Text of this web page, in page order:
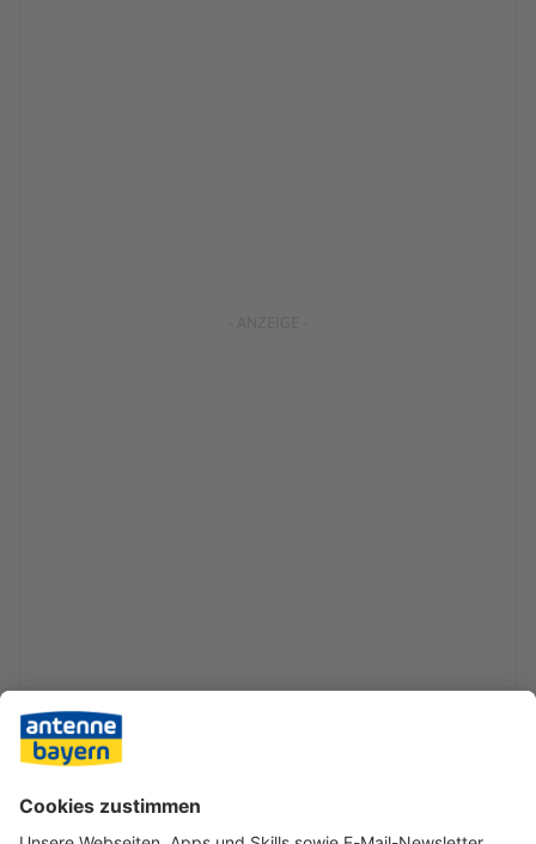
Die Bayern setzen unter Trainer Vincent Kompany
verstärkt auf den eigenen Nachwuchs. Etliche junge
Akteure wie Lennart Karl oder Tom Bischof konnten sich in
dieser Saison im Profi-Team etablieren, etliche Talente